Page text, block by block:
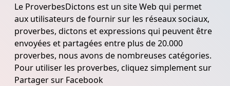
Le ProverbesDictons est un site Web qui permet
aux utilisateurs de fournir sur les réseaux sociaux,
proverbes, dictons et expressions qui peuvent être
envoyées et partagées entre plus de 20.000
proverbes, nous avons de nombreuses catégories.
Pour utiliser les proverbes, cliquez simplement sur
Partager sur Facebook